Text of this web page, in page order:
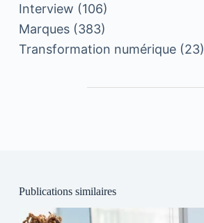
Interview (106)
Marques(383)
Transformation numérique(23)
Publications similaires